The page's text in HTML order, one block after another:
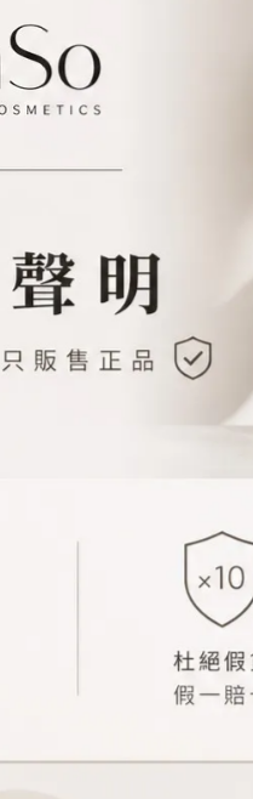
柑橘、帶胡椒質感的綠意香
新調